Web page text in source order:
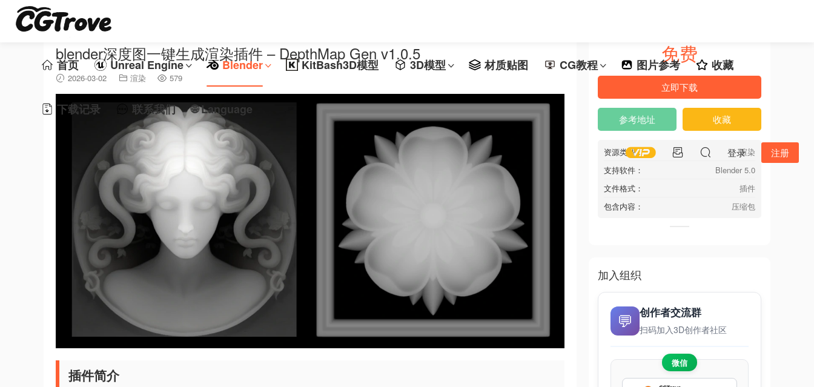
首页 Unreal Engine Blender KitBash3D模型 3D模型 材质贴图 CG教程 图片参考 收藏
下载记录 联系我们 🌐 Language
登录 注册
blender深度图一键生成渲染插件 – DepthMap Gen v1.0.5
2026-03-02 渲染 579
插件简介
免费
立即下载
参考地址 收藏
资源类型：
渲染
支持软件：
Blender 5.0
文件格式：
插件
包含内容：
压缩包
加入组织
💬
创作者交流群
扫码加入3D创作者社区
微信